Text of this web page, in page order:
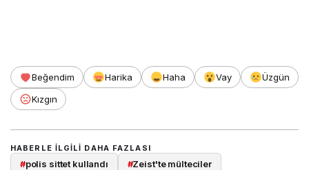
Beğendim Harika Haha Vay
Üzgün
Kızgın
HABERLE ILGILI DAHA FAZLASI
#polis sittet kullandı #Zeist'te mülteciler